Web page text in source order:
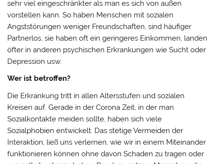
sehr viel eingeschränkter als man es sich von außen
vorstellen kann. So haben Menschen mit sozialen
Angststörungen weniger Freundschaften, sind häufiger
Partnerlos, sie haben oft ein geringeres Einkommen, landen
öfter in anderen psychischen Erkrankungen wie Sucht oder
Depression usw.
Wer ist betroffen?
Die Erkrankung tritt in allen Altersstufen und sozialen
Kreisen auf. Gerade in der Corona Zeit, in der man
Sozialkontakte meiden sollte, haben sich viele
Sozialphobien entwickelt. Das stetige Vermeiden der
Interaktion, ließ uns verlernen, wie wir in einem Miteinander
funktionieren können ohne davon Schaden zu tragen oder